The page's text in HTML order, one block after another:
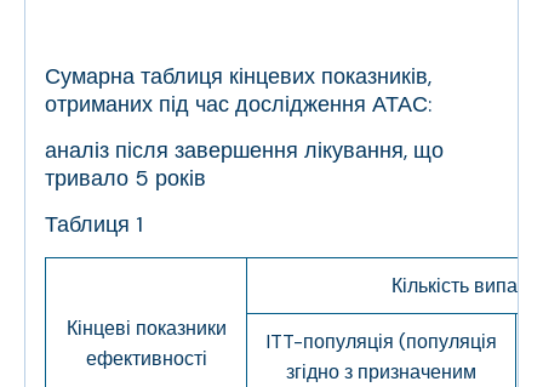
Сумарна таблиця кінцевих показників,
отриманих під час дослідження АТАС:
аналіз після завершення лікування, що
тривало 5 років
Таблиця 1
Кінцеві показники
ефективності
Кількість
ITT-популяція (популяція
згідно з призначеним